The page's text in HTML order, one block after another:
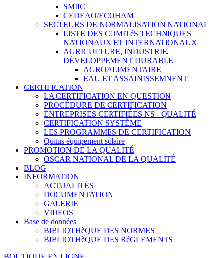
SMIIC
CEDEAO/ECOHAM
SECTEURS DE NORMALISATION NATIONAL
LISTE DES COMITéS TECHNIQUES
NATIONAUX ET INTERNATIONAUX
AGRICULTURE, INDUSTRIE,
DÉVELOPPEMENT DURABLE
AGROALIMENTAIRE
EAU ET ASSAINISSEMNENT
CERTIFICATION
LA CERTIFICATION EN QUESTION
PROCÉDURE DE CERTIFICATION
ENTREPRISES CERTIFIÉES NS - QUALITÉ
CERTIFICATION SYSTÈME
LES PROGRAMMES DE CERTIFICATION
Quitus équipement solaire
PROMOTION DE LA QUALITÉ
OSCAR NATIONAL DE LA QUALITÉ
BLOG
INFORMATION
ACTUALITÉS
DOCUMENTATION
GALERIE
VIDEOS
Base de données
BIBLIOTHèQUE DES NORMES
BIBLIOTHèQUE DES RéGLEMENTS
BOUTIQUE EN LIGNE